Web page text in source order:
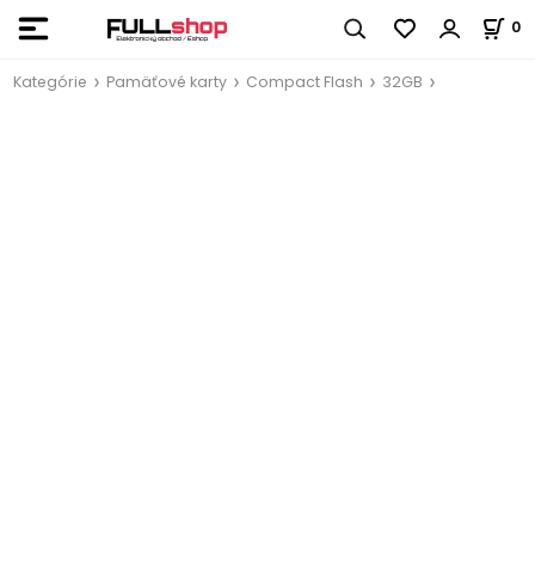
0
Kategórie Pamäťové karty Compact Flash 32GB